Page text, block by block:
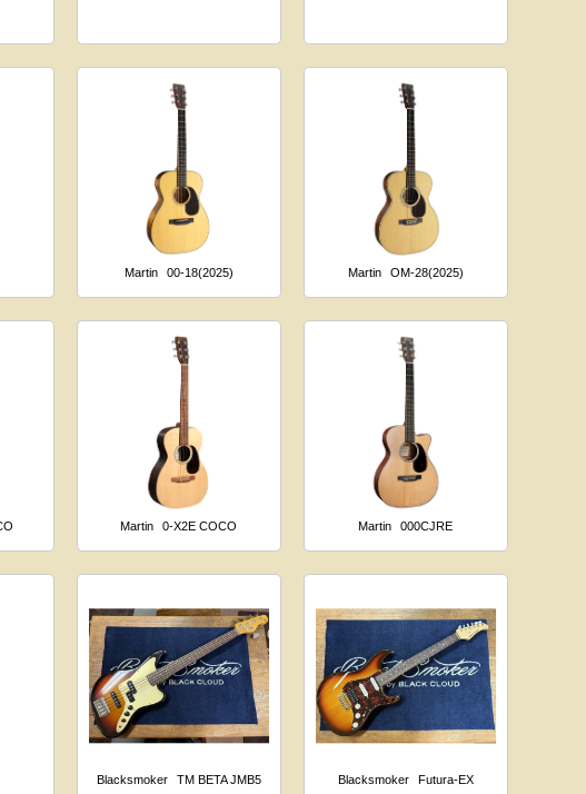
Martin 00-18(2025) Martin OM-28(2025)
Martin 0-X2E COCO Martin 000CJRE
Blacksmoker TM BETA JMB5 Blacksmoker Futura-EX